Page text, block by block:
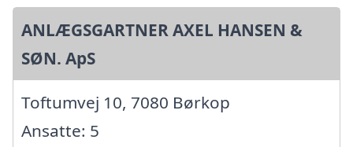
ANLÆGSGARTNER AXEL HANSEN &
SØN. ApS
Toftumvej 10, 7080 Børkop
Ansatte: 5